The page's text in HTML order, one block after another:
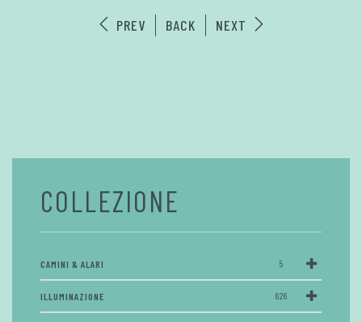
PREV BACK NEXT
COLLEZIONE
CAMINI & ALARI 5
ILLUMINAZIONE 626